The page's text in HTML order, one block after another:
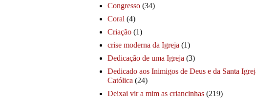
Congresso (34)
Coral (4)
Criação (1)
crise moderna da Igreja (1)
Dedicação de uma Igreja (3)
Dedicado aos Inimigos de Deus e da Santa
Católica (24)
Deixai vir a mim as criancinhas (219)